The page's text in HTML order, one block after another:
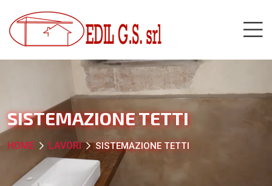
SISTEMAZIONE TETTI
HOME LAVORI SISTEMAZIONE TETTI